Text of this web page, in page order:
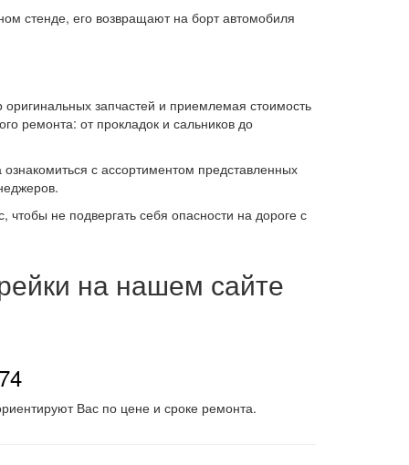
стенде, его возвращают на борт автомобиля
запчастей и приемлемая стоимость
ремонта: от прокладок и сальников до
с ассортиментом представленных
не подвергать себя опасности на дороге с
на нашем сайте
Вас по цене и сроке ремонта.